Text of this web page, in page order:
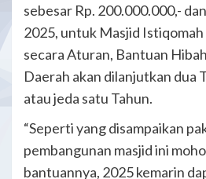
sebesar Rp. 200.000.000,-
2025, untuk Masjid Istiqomah
secara Aturan, Bantuan
Daerah akan dilanjutkan dua
atau jeda satu Tahun.
“Seperti yang disampaikan
pembangunan masjid ini
bantuannya, 2025 kemarin